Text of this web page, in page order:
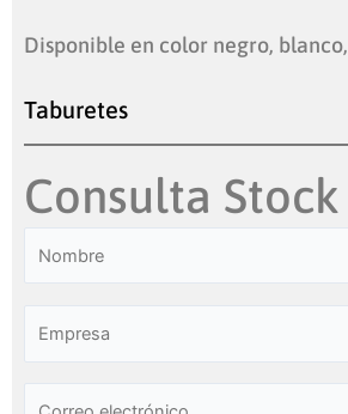
Disponible en color negro, blanco,
Taburetes
Consulta Stock